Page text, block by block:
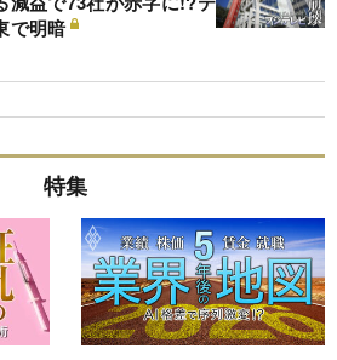
で明暗
特集